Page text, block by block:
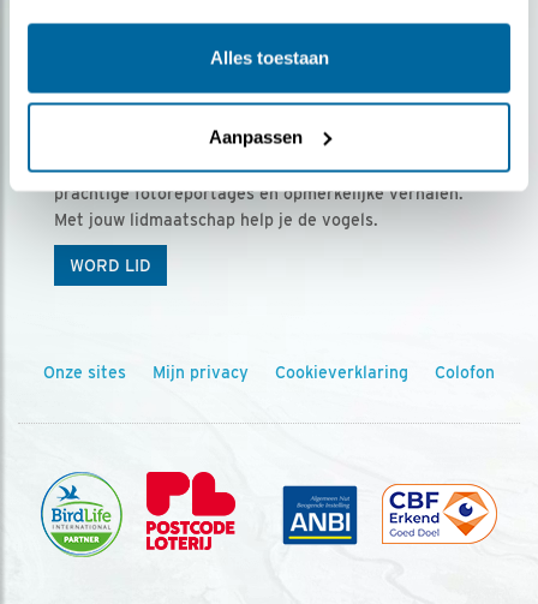
Alles toestaan
Aanpassen
Ontvang 5 x Vogels voor € 36,00 per jaar
Vogels is het tijdschrift voor onze leden, met
prachtige fotoreportages en opmerkelijke verhalen.
Met jouw lidmaatschap help je de vogels.
WORD LID
Onze sites Mijn privacy Cookieverklaring Colofon